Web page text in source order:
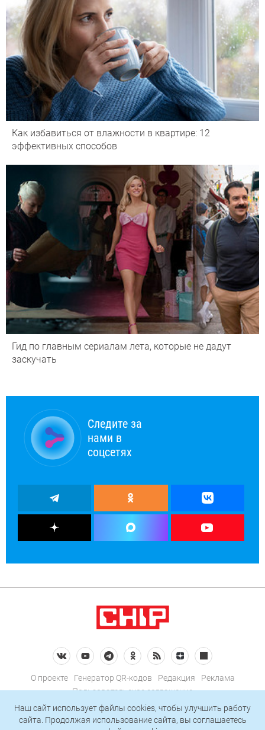
Как избавиться от влажности в квартире: 12
эффективных способов
Гид по главным сериалам лета, которые не дадут
заскучать
Следите за
нами в
соцсетях
О проекте Генератор QR-кодов Редакция
Реклама
Пользовательское соглашение
Политика конфиденциальности
Подписаться на рассылку
Наш сайт использует файлы cookies, чтобы улучшить работу
сайта. Продолжая использование сайта, вы соглашаетесь